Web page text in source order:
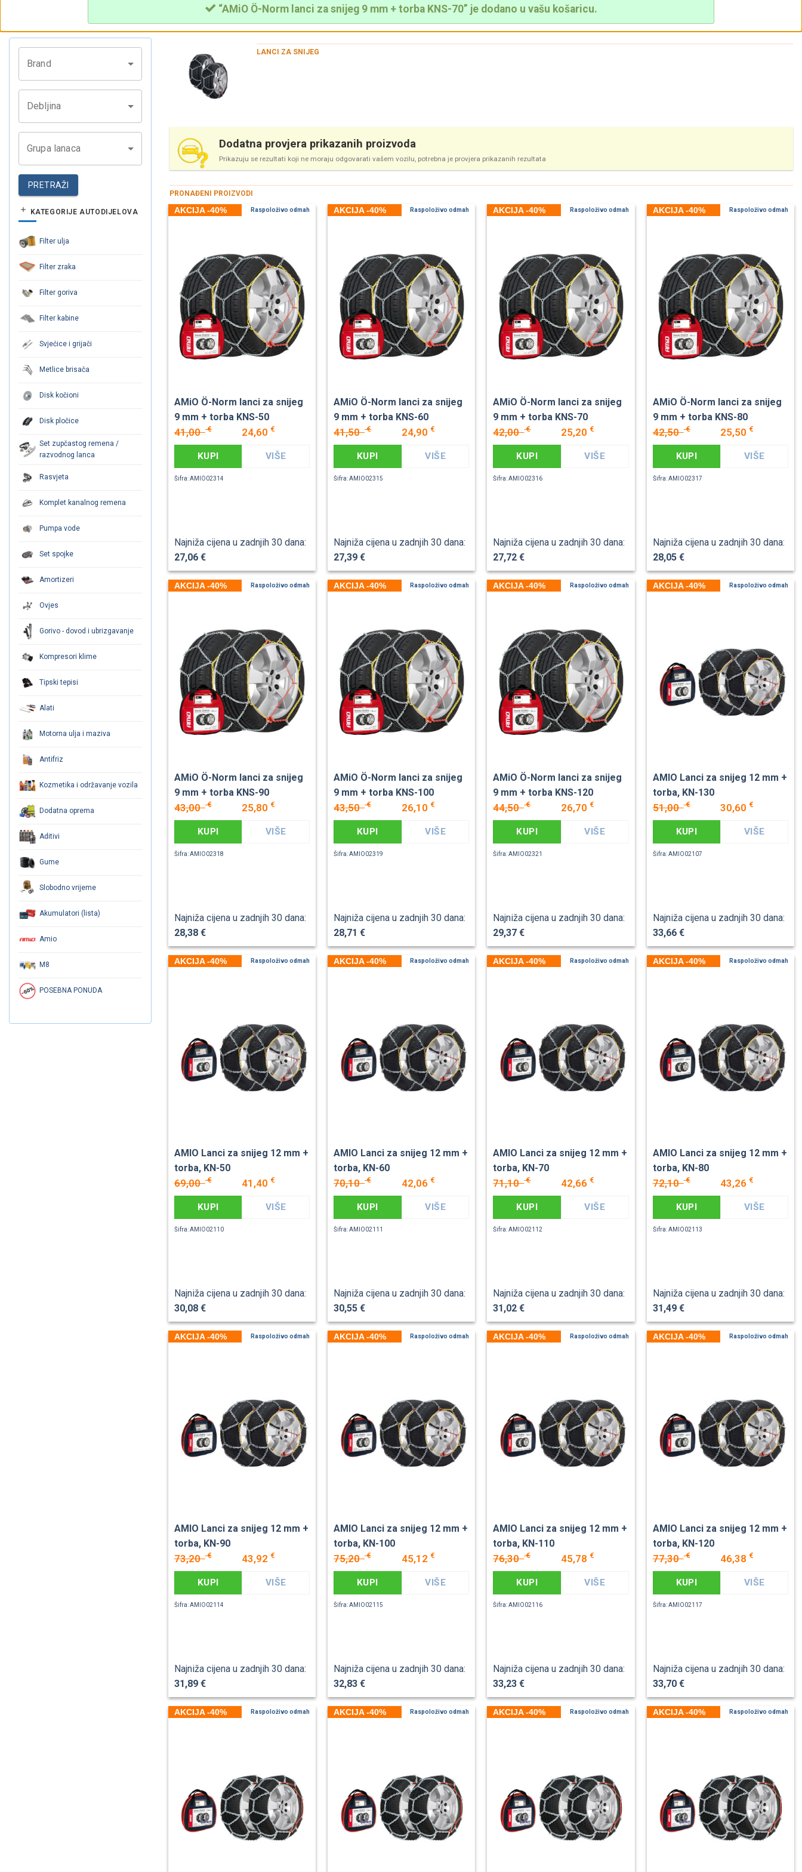
“AMiO Ö-Norm lanci za snijeg 9 mm + torba KNS-70” je dodano u vašu košaricu.
Brand
Debljina
Grupa lanaca
PRETRAŽI
KATEGORIJE AUTODIJELOVA
Filter ulja
Filter zraka
Filter goriva
Filter kabine
Svjećice i grijači
Metlice brisača
Disk kočioni
Disk pločice
Set zupčastog remena /
razvodnog lanca
Rasvjeta
Komplet kanalnog remena
Pumpa vode
Set spojke
Amortizeri
Ovjes
Gorivo - dovod i ubrizgavanje
Kompresori klime
Tipski tepisi
Alati
Motorna ulja i maziva
Antifriz
Kozmetika i održavanje vozila
Dodatna oprema
Aditivi
Gume
Slobodno vrijeme
Akumulatori (lista)
Amio
M8
POSEBNA PONUDA
LANCI ZA SNIJEG
Dodatna provjera prikazanih proizvoda
Prikazuju se rezultati koji ne moraju odgovarati vašem vozilu, potrebna je provjera prikazanih rezultata
PRONAĐENI PROIZVODI
AKCIJA -40% Raspoloživo odmah
AMiO Ö-Norm lanci za snijeg
9 mm + torba KNS-50
41,00€ 24,60 €
KUPI VIŠE
Šifra: AMIO02314
Najniža cijena u zadnjih 30 dana:
27,06 €
AKCIJA -40% Raspoloživo odmah
AMiO Ö-Norm lanci za snijeg
9 mm + torba KNS-60
41,50€ 24,90 €
KUPI VIŠE
Šifra: AMIO02315
Najniža cijena u zadnjih 30 dana:
27,39 €
AKCIJA -40% Raspoloživo odmah
AMiO Ö-Norm lanci za snijeg
9 mm + torba KNS-70
42,00€ 25,20 €
KUPI VIŠE
Šifra: AMIO02316
Najniža cijena u zadnjih 30 dana:
27,72 €
AKCIJA -40% Raspoloživo odmah
AMiO Ö-Norm lanci za snijeg
9 mm + torba KNS-80
42,50€ 25,50 €
KUPI VIŠE
Šifra: AMIO02317
Najniža cijena u zadnjih 30 dana:
28,05 €
AKCIJA -40% Raspoloživo odmah
AMiO Ö-Norm lanci za snijeg
9 mm + torba KNS-90
43,00€ 25,80 €
KUPI VIŠE
Šifra: AMIO02318
Najniža cijena u zadnjih 30 dana:
28,38 €
AKCIJA -40% Raspoloživo odmah
AMiO Ö-Norm lanci za snijeg
9 mm + torba KNS-100
43,50€ 26,10 €
KUPI VIŠE
Šifra: AMIO02319
Najniža cijena u zadnjih 30 dana:
28,71 €
AKCIJA -40% Raspoloživo odmah
AMiO Ö-Norm lanci za snijeg
9 mm + torba KNS-120
44,50€ 26,70 €
KUPI VIŠE
Šifra: AMIO02321
Najniža cijena u zadnjih 30 dana:
29,37 €
AKCIJA -40% Raspoloživo odmah
AMIO Lanci za snijeg 12 mm +
torba, KN-130
51,00€ 30,60 €
KUPI VIŠE
Šifra: AMIO02107
Najniža cijena u zadnjih 30 dana:
33,66 €
AKCIJA -40% Raspoloživo odmah
AMIO Lanci za snijeg 12 mm +
torba, KN-50
69,00€ 41,40 €
KUPI VIŠE
Šifra: AMIO02110
Najniža cijena u zadnjih 30 dana:
30,08 €
AKCIJA -40% Raspoloživo odmah
AMIO Lanci za snijeg 12 mm +
torba, KN-60
70,10€ 42,06 €
KUPI VIŠE
Šifra: AMIO02111
Najniža cijena u zadnjih 30 dana:
30,55 €
AKCIJA -40% Raspoloživo odmah
AMIO Lanci za snijeg 12 mm +
torba, KN-70
71,10€ 42,66 €
KUPI VIŠE
Šifra: AMIO02112
Najniža cijena u zadnjih 30 dana:
31,02 €
AKCIJA -40% Raspoloživo odmah
AMIO Lanci za snijeg 12 mm +
torba, KN-80
72,10€ 43,26 €
KUPI VIŠE
Šifra: AMIO02113
Najniža cijena u zadnjih 30 dana:
31,49 €
AKCIJA -40% Raspoloživo odmah
AMIO Lanci za snijeg 12 mm +
torba, KN-90
73,20€ 43,92 €
KUPI VIŠE
Šifra: AMIO02114
Najniža cijena u zadnjih 30 dana:
31,89 €
AKCIJA -40% Raspoloživo odmah
AMIO Lanci za snijeg 12 mm +
torba, KN-100
75,20€ 45,12 €
KUPI VIŠE
Šifra: AMIO02115
Najniža cijena u zadnjih 30 dana:
32,83 €
AKCIJA -40% Raspoloživo odmah
AMIO Lanci za snijeg 12 mm +
torba, KN-110
76,30€ 45,78 €
KUPI VIŠE
Šifra: AMIO02116
Najniža cijena u zadnjih 30 dana:
33,23 €
AKCIJA -40% Raspoloživo odmah
AMIO Lanci za snijeg 12 mm +
torba, KN-120
77,30€ 46,38 €
KUPI VIŠE
Šifra: AMIO02117
Najniža cijena u zadnjih 30 dana:
33,70 €
AKCIJA -40% Raspoloživo odmah AKCIJA -40% Raspoloživo odmah AKCIJA -40% Raspoloživo odmah AKCIJA -40% Raspoloživo odmah